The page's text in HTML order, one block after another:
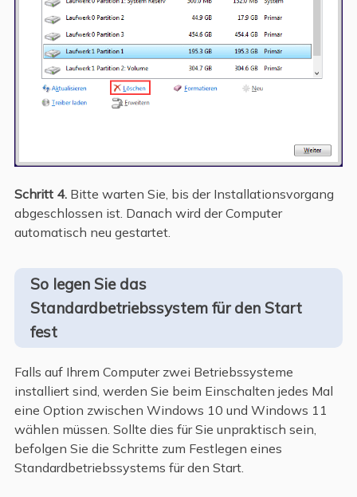
Schritt 4. Bitte warten Sie, bis der Installationsvorgang
abgeschlossen ist. Danach wird der Computer
automatisch neu gestartet.
So legen Sie das
Standardbetriebssystem für den Start
fest
Falls auf Ihrem Computer zwei Betriebssysteme
installiert sind, werden Sie beim Einschalten jedes Mal
eine Option zwischen Windows 10 und Windows 11
wählen müssen. Sollte dies für Sie unpraktisch sein,
befolgen Sie die Schritte zum Festlegen eines
Standardbetriebssystems für den Start.